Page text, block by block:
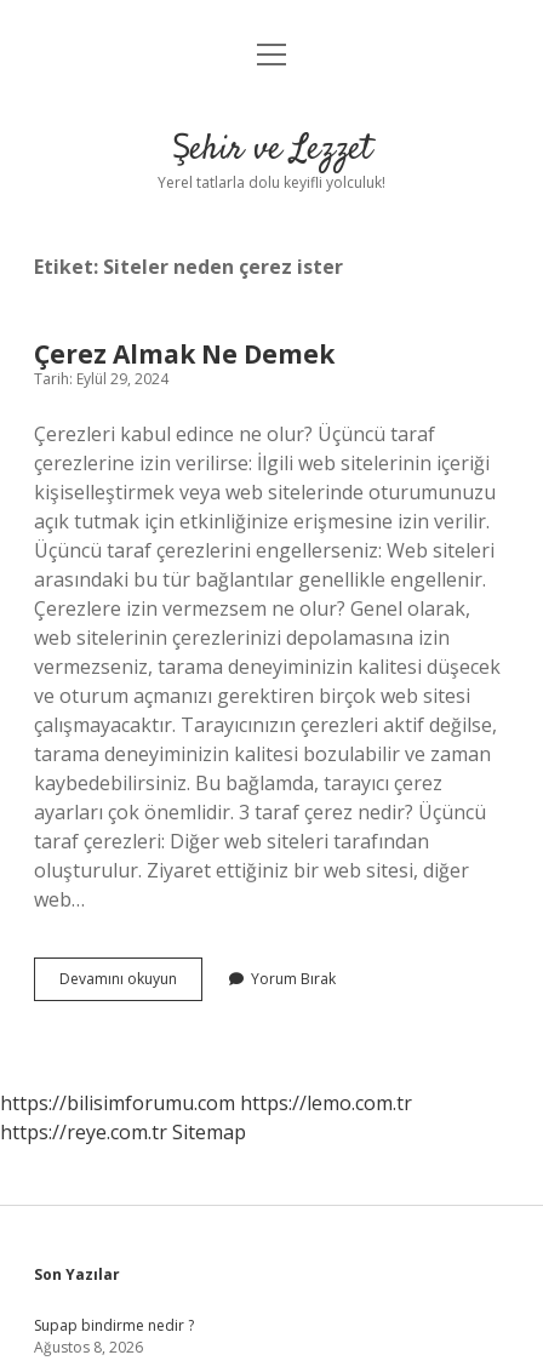
Anasayfa
Yasal Uyarı
menüyü
Şehir ve Lezzet
Yerel tatlarla dolu keyifli yolculuk!
Etiket: Siteler neden çerez ister
Çerez Almak Ne Demek
Tarih: Eylül 29, 2024
Çerezleri kabul edince ne olur? Üçüncü taraf
çerezlerine izin verilirse: İlgili web sitelerinin içeriği
kişiselleştirmek veya web sitelerinde oturumunuzu
açık tutmak için etkinliğinize erişmesine izin verilir.
Üçüncü taraf çerezlerini engellerseniz: Web siteleri
arasındaki bu tür bağlantılar genellikle engellenir.
Çerezlere izin vermezsem ne olur? Genel olarak,
web sitelerinin çerezlerinizi depolamasına izin
vermezseniz, tarama deneyiminizin kalitesi düşecek
ve oturum açmanızı gerektiren birçok web sitesi
çalışmayacaktır. Tarayıcınızın çerezleri aktif değilse,
tarama deneyiminizin kalitesi bozulabilir ve zaman
kaybedebilirsiniz. Bu bağlamda, tarayıcı çerez
ayarları çok önemlidir. 3 taraf çerez nedir? Üçüncü
taraf çerezleri: Diğer web siteleri tarafından
oluşturulur. Ziyaret ettiğiniz bir web sitesi, diğer
web…
Devamını okuyun
Almak
Yorum Bırak
https://bilisimforumu.com https://lemo.com.tr
https://reye.com.trSitemap
Sidebar
Son Yazılar
Supap bindirme nedir ?
Ağustos 8, 2026